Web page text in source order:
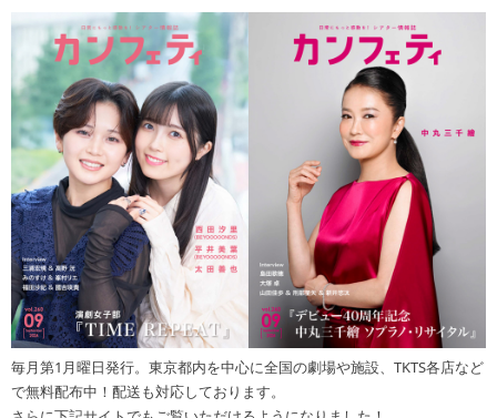
毎月第1月曜日発行。東京都内を中心に全国の劇場や施設、TKTS各店など
で無料配布中！配送も対応しております。